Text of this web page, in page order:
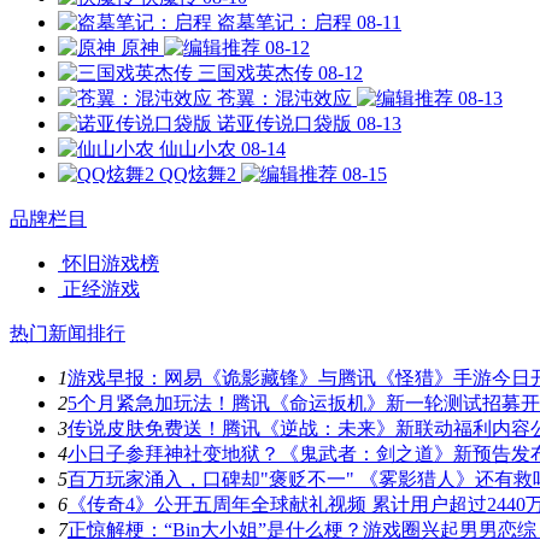
盗墓笔记：启程 08-11
原神
08-12
三国戏英杰传 08-12
苍翼：混沌效应
08-13
诺亚传说口袋版 08-13
仙山小农 08-14
QQ炫舞2
08-15
品牌栏目
怀旧游戏榜
正经游戏
热门新闻排行
1游戏早报：网易《诡影藏锋》与腾讯《怪猎》手游今日
25个月紧急加玩法！腾讯《命运扳机》新一轮测试招募
3传说皮肤免费送！腾讯《逆战：未来》新联动福利内容
4小日子参拜神社变地狱？《鬼武者：剑之道》新预告发
5百万玩家涌入，口碑却"褒贬不一" 《雾影猎人》还有救
6 《传奇4》公开五周年全球献礼视频 累计用户超过2440
7正惊解梗：“Bin大小姐”是什么梗？游戏圈兴起男男恋综